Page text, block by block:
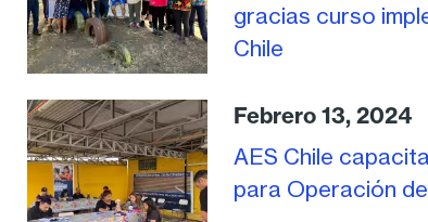
gracias curso
Chile
Febrero 13, 2024
AES Chile
para Operación